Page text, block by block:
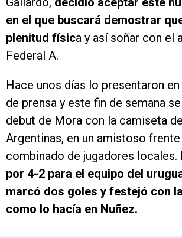
en el que buscará demostrar
plenitud física y así soñar con el
Federal A.
Hace unos días lo presentaron
de prensa y este fin de semana
debut de Mora con la camiseta
Argentinas, en un amistoso frente
combinado de jugadores locales.
por 4-2 para el equipo del
marcó dos goles y festejó con
como lo hacía en Nuñez.